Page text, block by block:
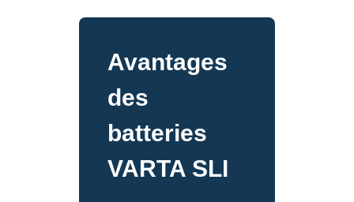
Avantages
des
batteries
VARTA SLI